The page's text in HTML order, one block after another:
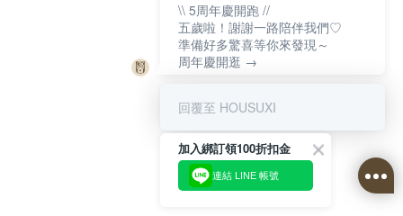
\\ 5周年慶開跑 //
五歲啦！謝謝一路陪伴我們♡
準備好多驚喜等你來發現～
周年慶開逛 →
回覆至 HOUSUXI
加入綁訂領100折扣金
連結 LINE 帳號